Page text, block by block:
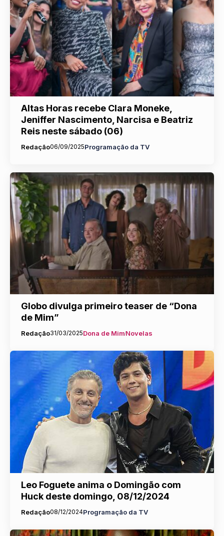
Altas Horas recebe Clara Moneke,
Jeniffer Nascimento, Narcisa e Beatriz
Reis neste sábado (06)
Redação06/09/2025Programação da TV
Globo divulga primeiro teaser de “Dona
de Mim”
Redação31/03/2025Dona de MimNovelas
Leo Foguete anima o Domingão com
Huck deste domingo, 08/12/2024
Redação08/12/2024Programação da TV